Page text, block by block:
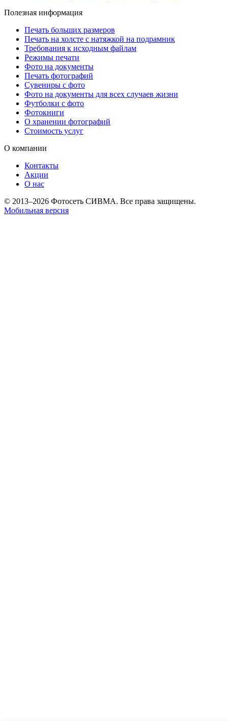
Полезная информация
Печать больших размеров
Печать на холсте c натяжкой на подрамник
Требования к исходным файлам
Режимы печати
Фото на документы
Печать фотографий
Сувениры с фото
Фото на документы для всех случаев жизни
Футболки с фото
Фотокниги
О хранении фотографий
Стоимость услуг
О компании
Контакты
Акции
О нас
© 2013–2026 Фотосеть СИВМА. Все права защищены.
Мобильная версия